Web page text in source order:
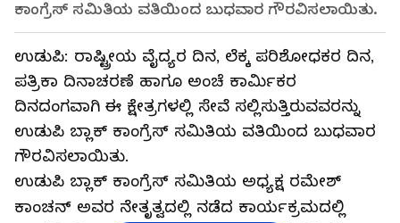
ಕಾಂಗ್ರೆಸ್ ಸಮಿತಿಯ ವತಿಯಿಂದ ಬುಧವಾರ ಗೌರವಿಸಲಾಯಿತು.
ಉಡುಪಿ: ರಾಷ್ಟ್ರೀಯ ವೈದ್ಯರ ದಿನ, ಲೆಕ್ಕ ಪರಿಶೋಧಕರ ದಿನ,
ಪತ್ರಿಕಾ ದಿನಾಚರಣೆ ಹಾಗೂ ಅಂಚೆ ಕಾರ್ಮಿಕರ
ದಿನದಂಗವಾಗಿ ಈ ಕ್ಷೇತ್ರಗಳಲ್ಲಿ ಸೇವೆ ಸಲ್ಲಿಸುತ್ತಿರುವವರನ್ನು
ಉಡುಪಿ ಬ್ಲಾಕ್ ಕಾಂಗ್ರೆಸ್ ಸಮಿತಿಯ ವತಿಯಿಂದ ಬುಧವಾರ
ಗೌರವಿಸಲಾಯಿತು.
ಉಡುಪಿ ಬ್ಲಾಕ್ ಕಾಂಗ್ರೆಸ್ ಸಮಿತಿಯ ಅಧ್ಯಕ್ಷ ರಮೇಶ್
ಕಾಂಚನ್ ಅವರ ನೇತೃತ್ವದಲ್ಲಿ ನಡೆದ ಕಾರ್ಯಕ್ರಮದಲ್ಲಿ